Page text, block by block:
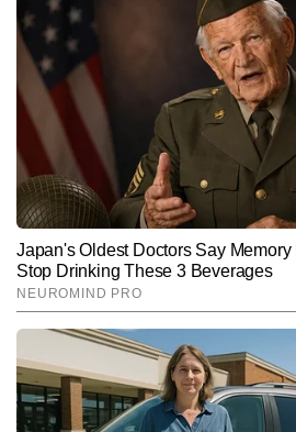
लिखी हैं। पुष्पेंद्र हाइपर-लोकल मुद्दों,
और मौसम से जुड़ी खबरों पर गहरी पकड़
संवेदनशीलताओं को समझते हुए वे लोकल
तथ्यपूर्ण होता है, बल्कि पाठकों से
Follow Us:
Subscribe to our daily